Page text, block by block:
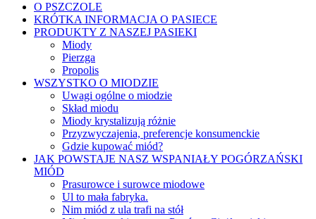
O PSZCZOLE
KRÓTKA INFORMACJA O PASIECE
PRODUKTY Z NASZEJ PASIEKI
Miody
Pierzga
Propolis
WSZYSTKO O MIODZIE
Uwagi ogólne o miodzie
Skład miodu
Miody krystalizują różnie
Przyzwyczajenia, preferencje konsumenckie
Gdzie kupować miód?
JAK POWSTAJE NASZ WSPANIAŁY POGÓRZAŃSKI
MIÓD
Prasurowce i surowce miodowe
Ul to mała fabryka.
Nim miód z ula trafi na stół